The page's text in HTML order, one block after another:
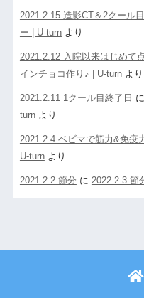
2021.2.15 造影CT＆2クール
ー | U-turnより
2021.2.12 入院以来はじめて
インチョコ作り♪ | U-turnより
2021.2.11 1クール目終了日 に
turnより
2021.2.4 ベビマで筋力&免疫
U-turnより
2021.2.2 節分 に 2022.2.3 節